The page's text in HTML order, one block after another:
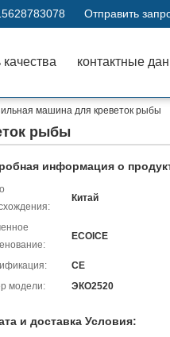
Отправить
качества контактные
машина для креветок рыбы
рыбы
информация о
Китай
ECOICE
CE
модели:
ЭКО2520
и доставка Условия: